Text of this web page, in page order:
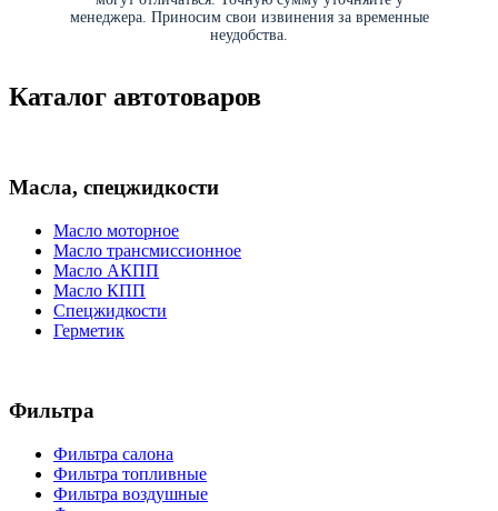
менеджера. Приносим свои извинения за временные
неудобства.
Каталог автотоваров
Масла, спецжидкости
Масло моторное
Масло трансмиссионное
Масло АКПП
Масло КПП
Спецжидкости
Герметик
Фильтра
Фильтра салона
Фильтра топливные
Фильтра воздушные